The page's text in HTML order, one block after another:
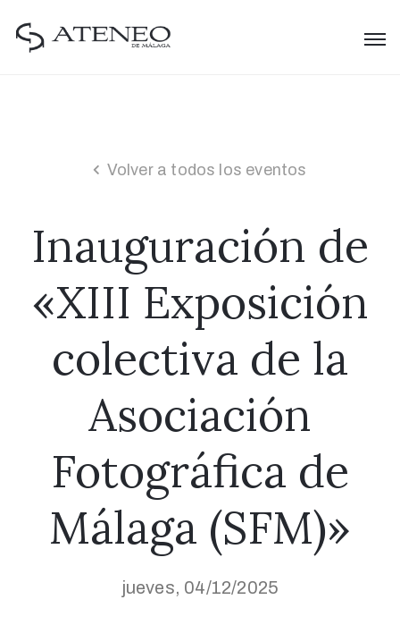
Volver a todos los eventos
Inauguración de
«XIII Exposición
colectiva de la
Asociación
Fotográfica de
Málaga (SFM)»
jueves, 04/12/2025